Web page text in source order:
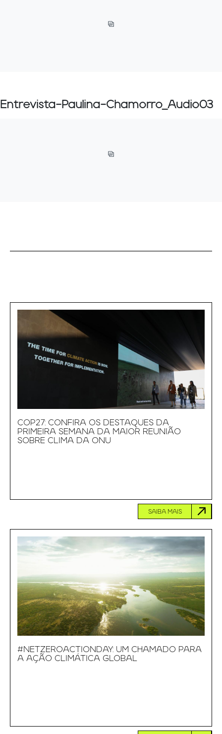
Entrevista-Paulina-Chamorro_Audio03
COP27: CONFIRA OS DESTAQUES DA
PRIMEIRA SEMANA DA MAIOR REUNIÃO
SOBRE CLIMA DA ONU
SAIBA MAIS
#NETZEROACTIONDAY: UM CHAMADO PARA
A AÇÃO CLIMÁTICA GLOBAL